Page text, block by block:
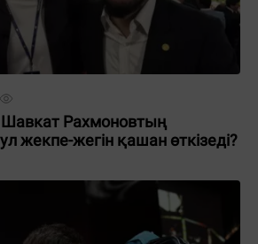
Рахмоновтың
жекпе-жегін қашан өткізеді?